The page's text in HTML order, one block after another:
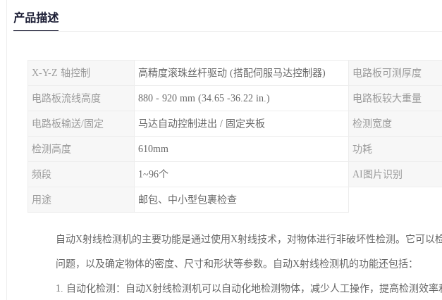
产品描述
X-Y-Z 轴控制 高精度滚珠丝杆驱动 (搭配伺服马达控制器) 电路板可测厚度
电路板流线高度 880 - 920 mm (34.65 -36.22 in.) 电路板较大重量
电路板输送/固定 马达自动控制进出 / 固定夹板 检测宽度
检测高度 610mm 功耗
频段 1~96个 AI图片识别
用途 邮包、中小型包裹检查
自动X射线检测机的主要功能是通过使用X射线技术，对物体进行非破坏性检测。它可以
问题，以及确定物体的密度、尺寸和形状等参数。自动X射线检测机的功能还包括：
1. 自动化检测：自动X射线检测机可以自动化地检测物体，减少人工操作，提高检测效率